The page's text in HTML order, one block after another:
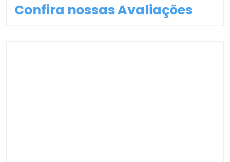
Confira nossas Avaliações